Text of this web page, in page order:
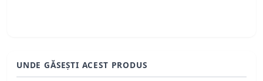
UNDE GĂSEȘTI ACEST PRODUS